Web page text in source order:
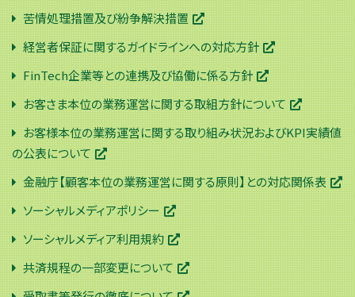
苦情処理措置及び紛争解決措置
経営者保証に関するガイドラインへの対応方針
FinTech企業等との連携及び協働に係る方針
お客さま本位の業務運営に関する取組方針について
お客様本位の業務運営に関する取り組み状況およびKPI実績値
の公表について
金融庁【顧客本位の業務運営に関する原則】との対応関係表
ソーシャルメディアポリシー
ソーシャルメディア利用規約
共済規程の一部変更について